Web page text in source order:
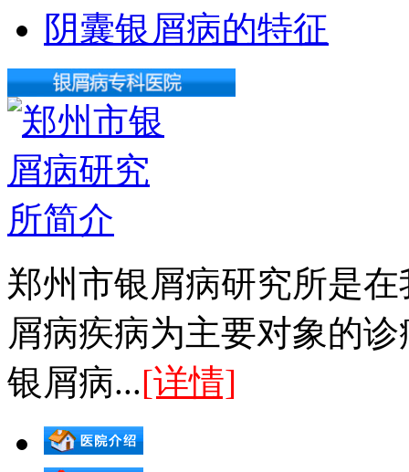
阴囊银屑病的特征
郑州市银屑病研究所是
屑病疾病为主要对象的
银屑病...[详情]